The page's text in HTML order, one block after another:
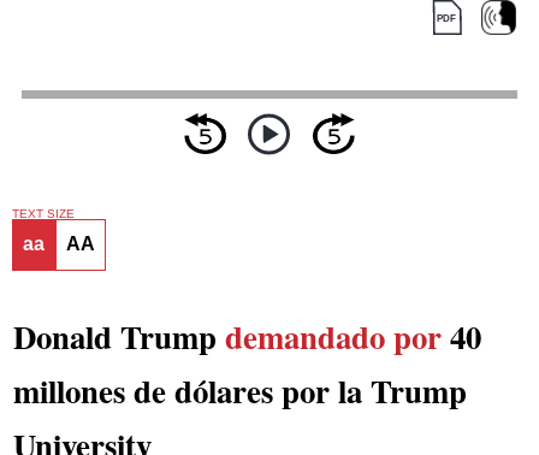
TEXT SIZE
aa AA
Donald Trump demandado por40
millones de dólares por la Trump
University